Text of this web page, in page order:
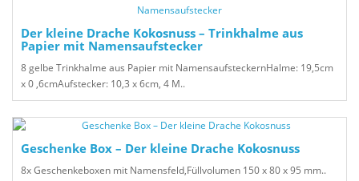
Der kleine Drache Kokosnuss – Trinkhalme aus
Papier mit Namensaufstecker
8 gelbe Trinkhalme aus Papier mit NamensaufsteckernHalme: 19,5cm
x 0 ,6cmAufstecker: 10,3 x 6cm, 4 M..
Geschenke Box – Der kleine Drache Kokosnuss
8x Geschenkeboxen mit Namensfeld,Füllvolumen 150 x 80 x 95 mm..